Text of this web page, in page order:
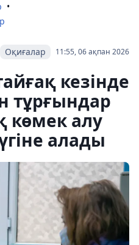
11:55, 06 ақпан 2026
Оқиғалар
кезінде
тұрғындар
көмек алу
алады